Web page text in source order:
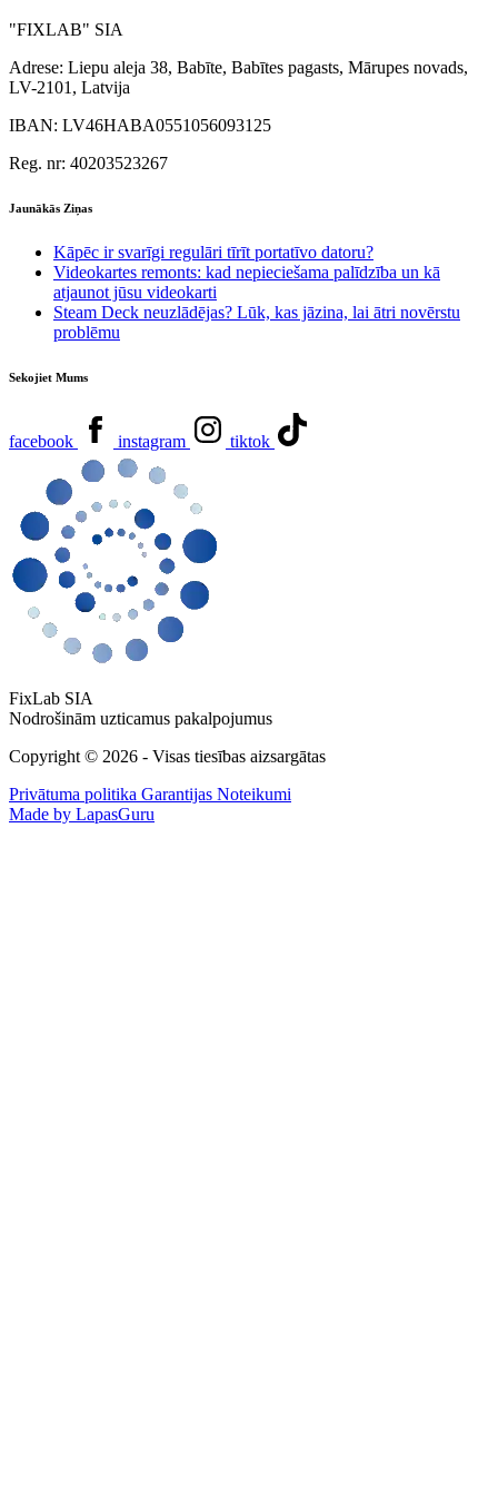
"FIXLAB" SIA
Adrese: Liepu aleja 38, Babīte, Babītes pagasts, Mārupes novads,
LV-2101, Latvija
IBAN: LV46HABA0551056093125
Reg. nr: 40203523267
Jaunākās Ziņas
Kāpēc ir svarīgi regulāri tīrīt portatīvo datoru?
Videokartes remonts: kad nepieciešama palīdzība un kā
atjaunot jūsu videokarti
Steam Deck neuzlādējas? Lūk, kas jāzina, lai ātri novērstu
problēmu
Sekojiet Mums
facebook instagram tiktok
FixLab SIA
Nodrošinām uzticamus pakalpojumus
Copyright © 2026 - Visas tiesības aizsargātas
Privātuma politika Garantijas Noteikumi
Made by LapasGuru